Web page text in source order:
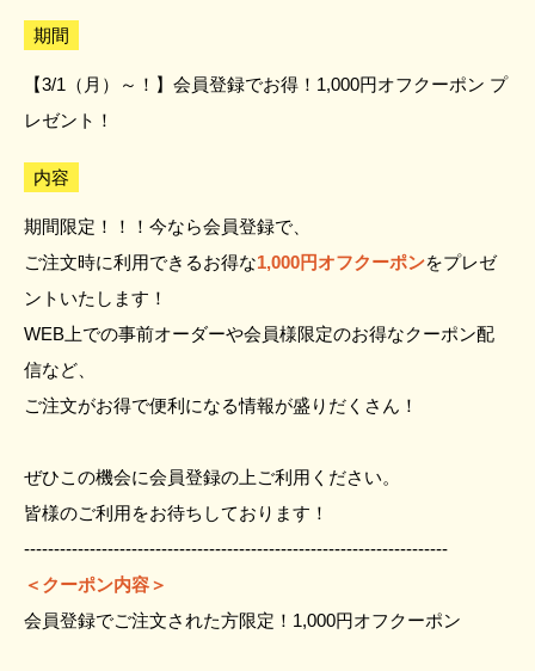
期間
【3/1（月）～！】会員登録でお得！1,000円オフクーポン プ
レゼント！
内容
期間限定！！！今なら会員登録で、
ご注文時に利用できるお得な1,000円オフクーポンをプレゼ
ントいたします！
WEB上での事前オーダーや会員様限定のお得なクーポン配
信など、
ご注文がお得で便利になる情報が盛りだくさん！
ぜひこの機会に会員登録の上ご利用ください。
皆様のご利用をお待ちしております！
-----------------------------------------------------------------------
＜クーポン内容＞
会員登録でご注文された方限定！1,000円オフクーポン